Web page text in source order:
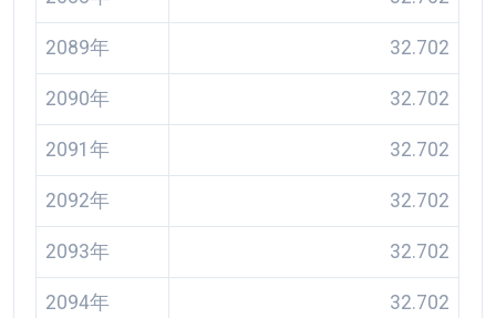
2089年 32.702
2090年 32.702
2091年 32.702
2092年 32.702
2093年 32.702
2094年 32.702